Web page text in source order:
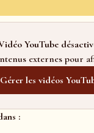
YouTube
externes pour
Gérer les vidéos
: